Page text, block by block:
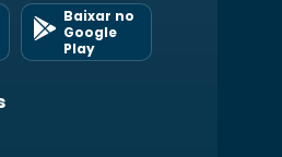
Baixar no
Google
Play